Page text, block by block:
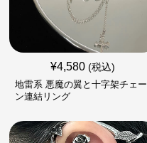
¥4,580 (税込)
地雷系 悪魔の翼と十字架チェー
ン連結リング